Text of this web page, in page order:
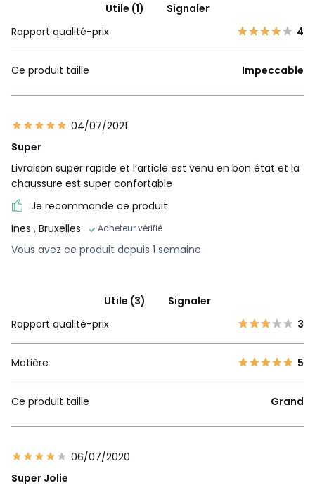
Utile (1)
Signaler
Rapport qualité-prix
4
Ce produit taille Impeccable
04/07/2021
Super
Livraison super rapide et l’article est venu en bon état et la
chaussure est super confortable
Je recommande ce produit
Ines , Bruxelles Acheteur vérifié
Vous avez ce produit depuis 1 semaine
Utile (3)
Signaler
Rapport qualité-prix
3
Matière 5
Ce produit taille Grand
06/07/2020
Super Jolie